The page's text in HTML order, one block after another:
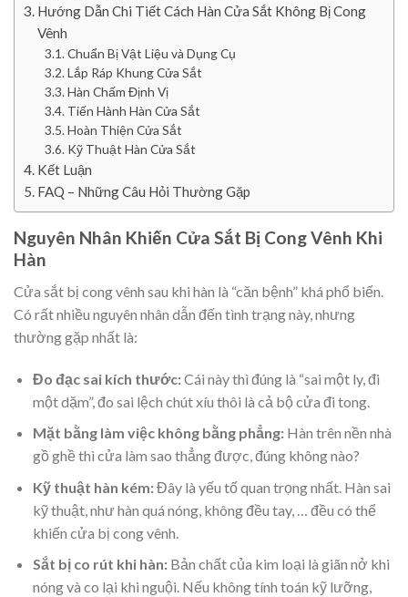
Hướng Dẫn Chi Tiết Cách Hàn Cửa Sắt Không Bị Cong
Vênh
Chuẩn Bị Vật Liệu và Dụng Cụ
Lắp Ráp Khung Cửa Sắt
Hàn Chấm Định Vị
Tiến Hành Hàn Cửa Sắt
Hoàn Thiện Cửa Sắt
Kỹ Thuật Hàn Cửa Sắt
Kết Luận
FAQ – Những Câu Hỏi Thường Gặp
Nguyên Nhân Khiến Cửa Sắt Bị Cong Vênh Khi
Hàn
Cửa sắt bị cong vênh sau khi hàn là “căn bệnh” khá phổ biến.
Có rất nhiều nguyên nhân dẫn đến tình trạng này, nhưng
thường gặp nhất là:
Đo đạc sai kích thước:Cái này thì đúng là “sai một ly, đi
một dặm”, đo sai lệch chút xíu thôi là cả bộ cửa đi tong.
Mặt bằng làm việc không bằng phẳng:Hàn trên nền nhà
gồ ghề thì cửa làm sao thẳng được, đúng không nào?
Kỹ thuật hàn kém:Đây là yếu tố quan trọng nhất. Hàn sai
kỹ thuật, như hàn quá nóng, không đều tay, … đều có thể
khiến cửa bị cong vênh.
Sắt bị co rút khi hàn:Bản chất của kim loại là giãn nở khi
nóng và co lại khi nguội. Nếu không tính toán kỹ lưỡng,